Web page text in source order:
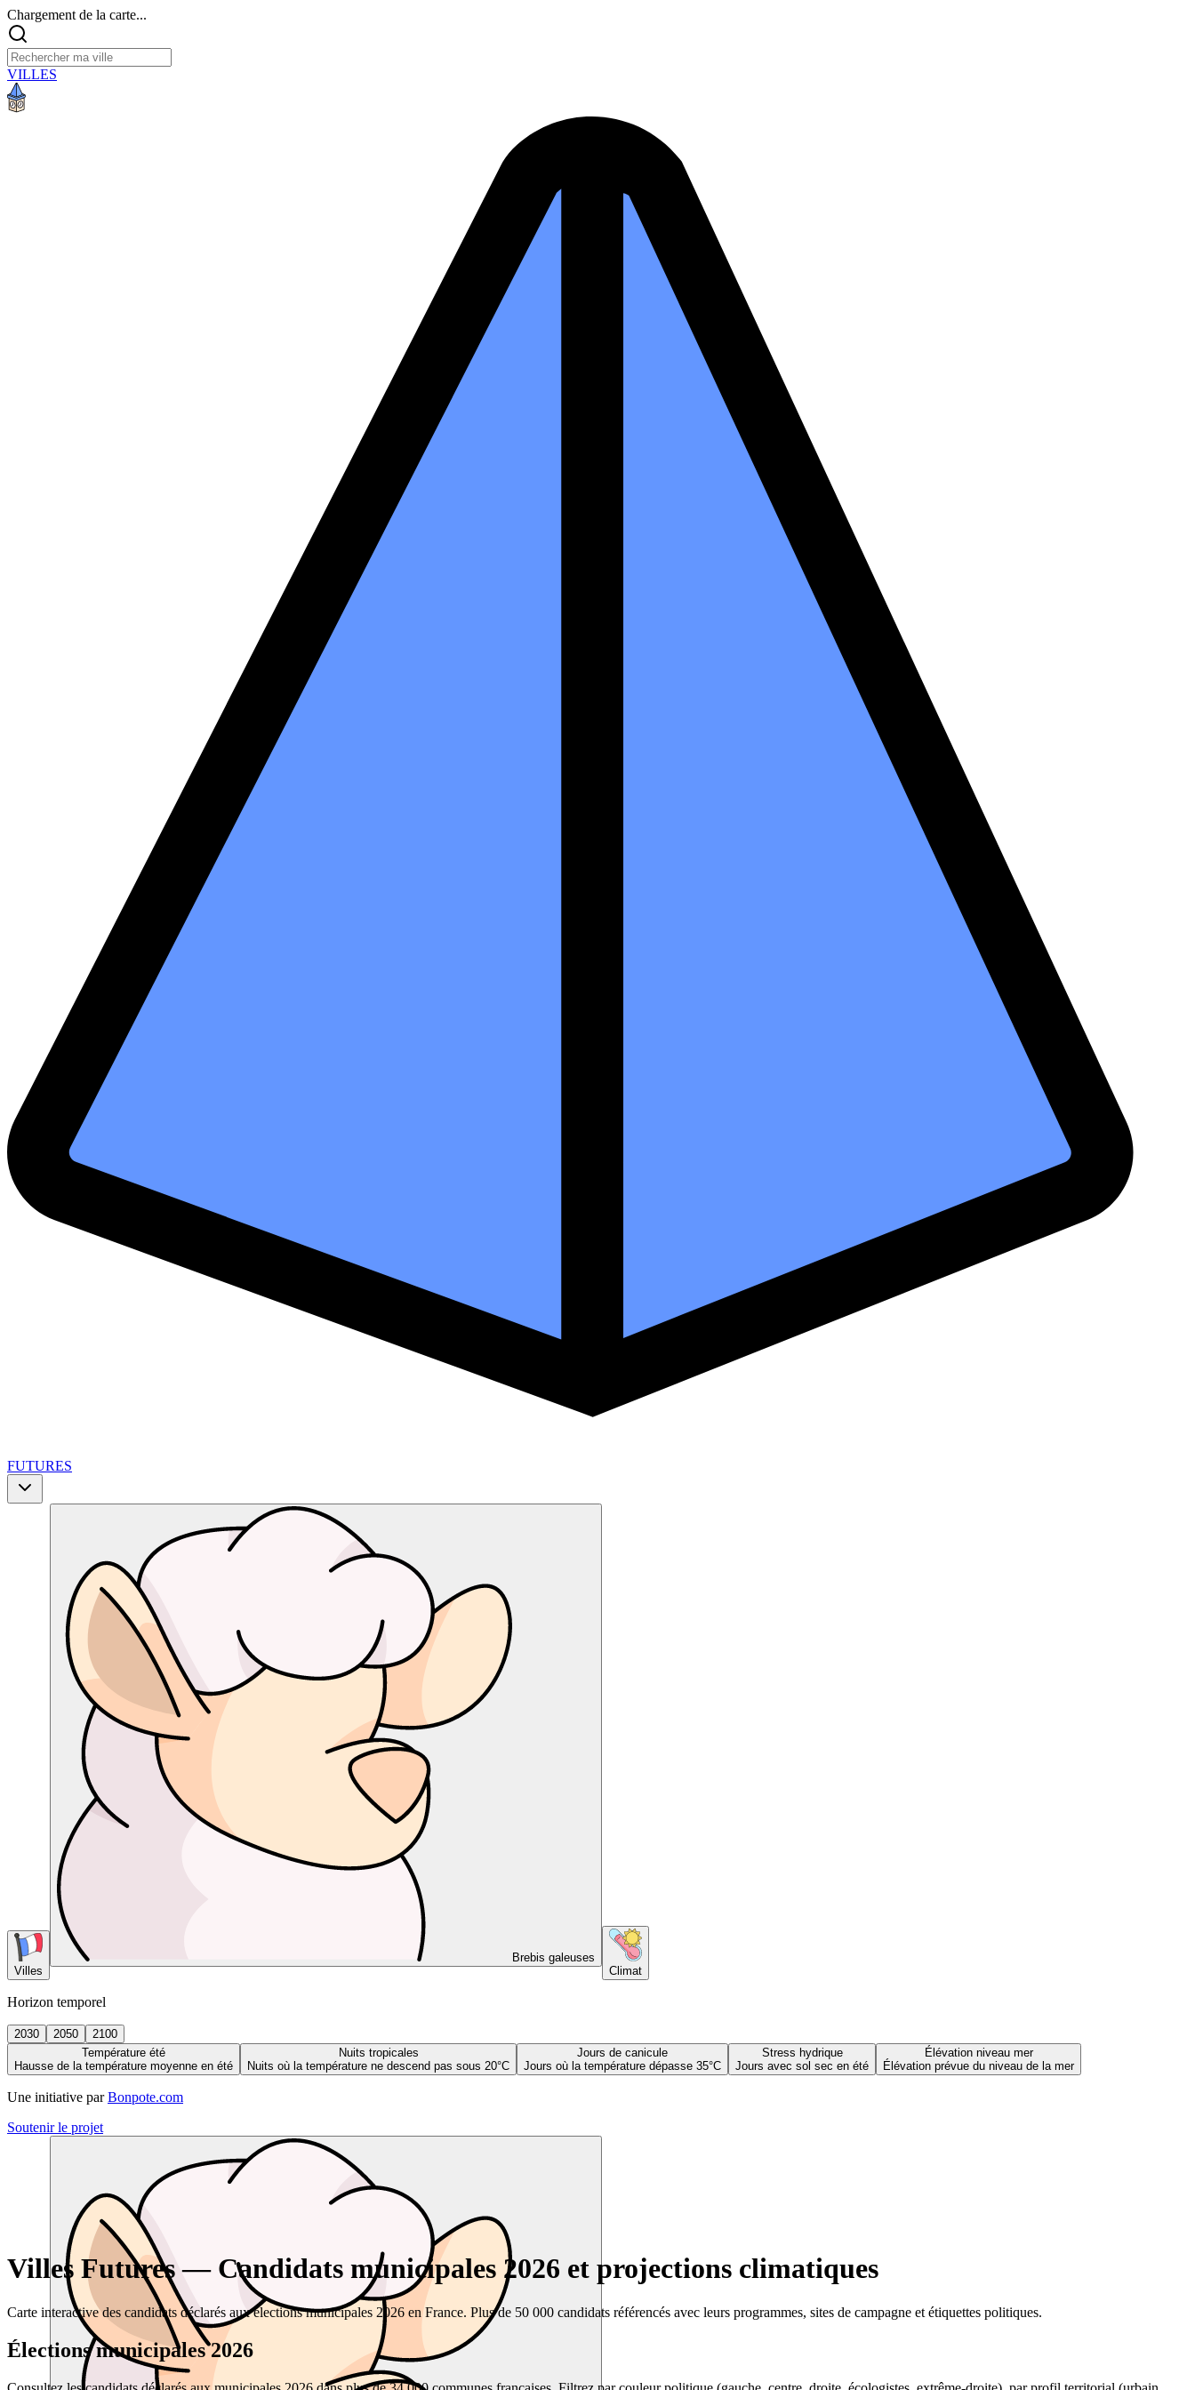
Chargement de la carte...
VILLES
FUTURES
Villes
Brebis galeuses
Climat
Horizon temporel
2030 2050
2100
Température été
Hausse de la température moyenne en été
Nuits tropicales
Nuits où la température ne descend pas sous 20°C
Jours de canicule
Jours où la température dépasse 35°C
Stress hydrique
Jours avec sol sec en été
Élévation niveau mer
Élévation prévue du niveau de la mer
Une initiative par Bonpote.com
Soutenir le projet
Villes Futures — Candidats municipales 2026 et projections climatiques
Carte interactive des candidats déclarés aux élections municipales 2026 en France. Plus de 50 000 candidats référencés avec leurs programmes, sites de campagne et étiquettes politiques.
Élections municipales 2026